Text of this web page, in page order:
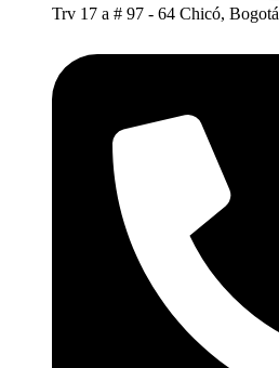
Trv 17 a # 97 - 64 Chicó, Bogotá